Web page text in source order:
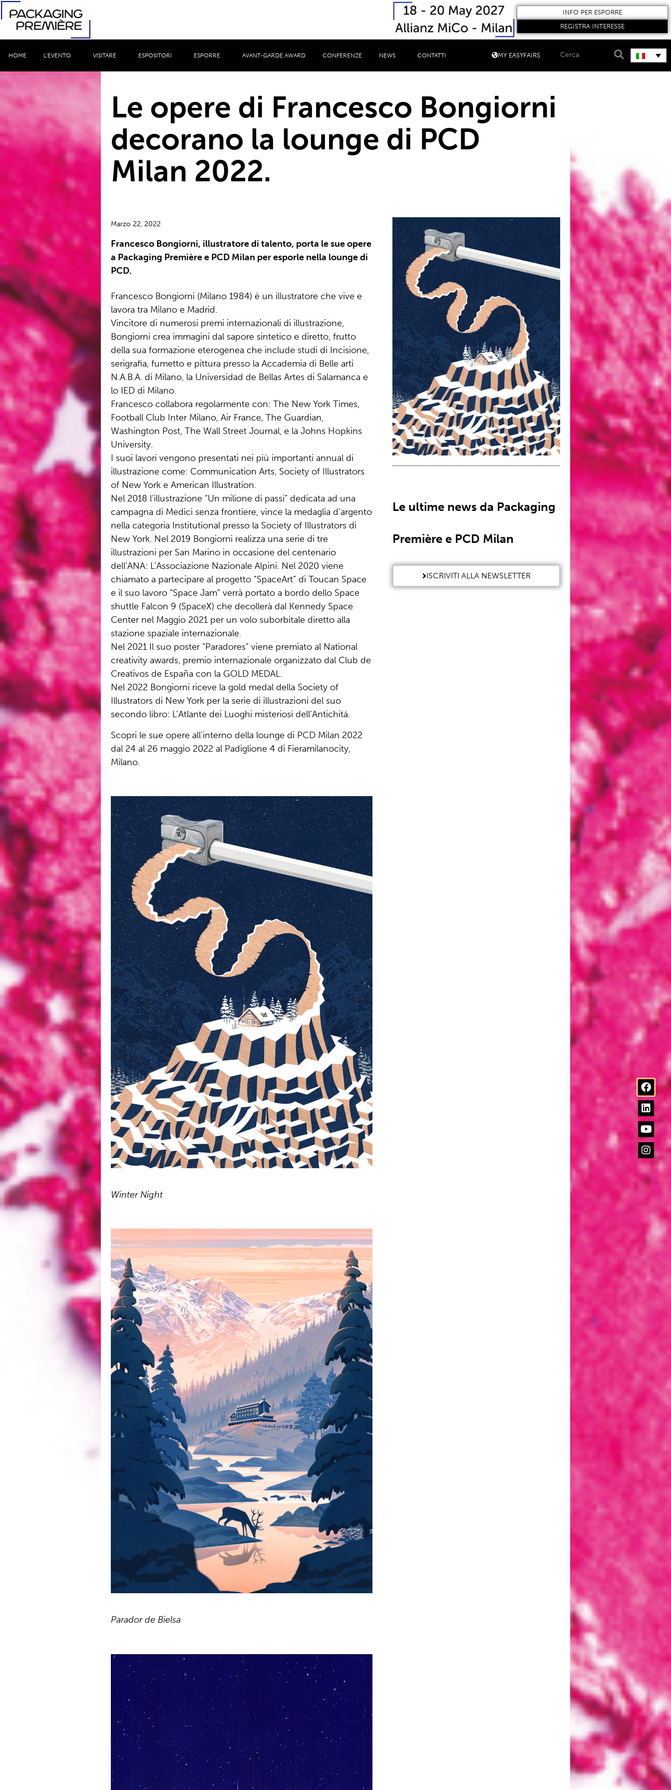
INFO PER ESPORRE
REGISTRA INTERESSE
HOME L’EVENTO VISITARE ESPOSITORI ESPORRE AVANT-GARDE AWARD CONFERENZE NEWS CONTATTI MY EASYFAIRS
Le opere di Francesco Bongiorni
decorano la lounge di PCD
Milan 2022.
Marzo 22, 2022
Francesco Bongiorni, illustratore di talento, porta le sue opere
a Packaging Première e PCD Milan per esporle nella lounge di
PCD.
Francesco Bongiorni (Milano 1984) è un illustratore che vive e
lavora tra Milano e Madrid.
Vincitore di numerosi premi internazionali di illustrazione,
Bongiorni crea immagini dal sapore sintetico e diretto, frutto
della sua formazione eterogenea che include studi di Incisione,
serigrafia, fumetto e pittura presso la Accademia di Belle arti
N.A.B.A. di Milano, la Universidad de Bellas Artes di Salamanca e
lo IED di Milano.
Francesco collabora regolarmente con: The New York Times,
Football Club Inter Milano, Air France, The Guardian,
Washington Post, The Wall Street Journal, e la Johns Hopkins
University.
I suoi lavori vengono presentati nei più importanti annual di
illustrazione come: Communication Arts, Society of Illustrators
of New York e American Illustration.
Nel 2018 l’illustrazione “Un milione di passi” dedicata ad una
campagna di Medici senza frontiere, vince la medaglia d’argento
nella categoria Institutional presso la Society of Illustrators di
New York. Nel 2019 Bongiorni realizza una serie di tre
illustrazioni per San Marino in occasione del centenario
dell’ANA: L’Associazione Nazionale Alpini. Nel 2020 viene
chiamato a partecipare al progetto “SpaceArt” di Toucan Space
e il suo lavoro “Space Jam” verrà portato a bordo dello Space
shuttle Falcon 9 (SpaceX) che decollerà dal Kennedy Space
Center nel Maggio 2021 per un volo suborbitale diretto alla
stazione spaziale internazionale.
Nel 2021 Il suo poster “Paradores” viene premiato al National
creativity awards, premio internazionale organizzato dal Club de
Creativos de España con la GOLD MEDAL.
Nel 2022 Bongiorni riceve la gold medal della Society of
Illustrators di New York per la serie di illustrazioni del suo
secondo libro: L’Atlante dei Luoghi misteriosi dell’Antichitá.
Scopri le sue opere all’interno della lounge di PCD Milan 2022
dal 24 al 26 maggio 2022 al Padiglione 4 di Fieramilanocity,
Milano.
Winter Night
Parador de Bielsa
Le ultime news da Packaging
Première e PCD Milan
ISCRIVITI ALLA NEWSLETTER